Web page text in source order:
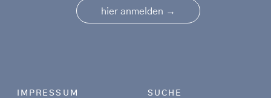
hier anmelden →
Footer menu
IMPRESSUM SUCHE